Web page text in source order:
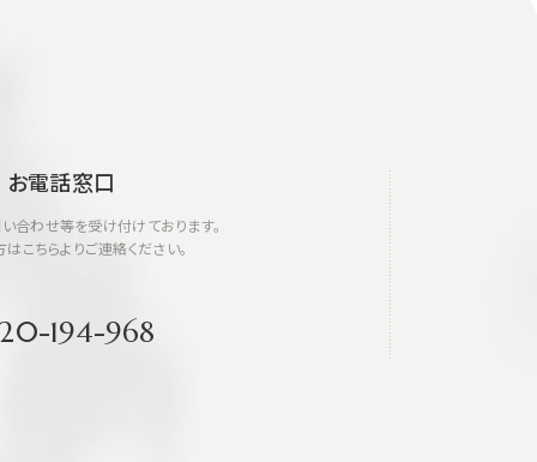
お電話窓口
合わせ等を受け付けております。
こちらよりご連絡ください。
194-968